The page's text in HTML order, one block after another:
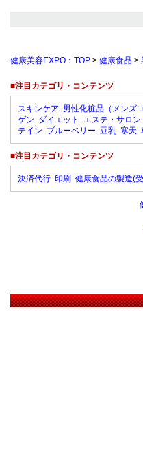
健康美容EXPO：TOP > 健康食品 >
■注目カテゴリ・コンテンツ
スキンケア 男性化粧品（メンズ
ゲン ダイエット エステ・サロン
テイン ブルーベリー 豆乳 寒天
■注目カテゴリ・コンテンツ
決済代行 印刷 健康食品の製造(